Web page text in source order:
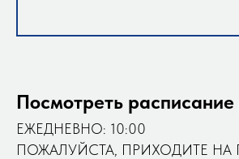
Посмотреть расписание
ЕЖЕДНЕВНО: 10:00
ПОЖАЛУЙСТА, ПРИХОДИТЕ НА